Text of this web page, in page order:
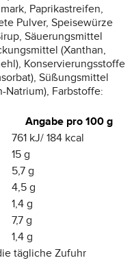
Paprikastreifen,
Pulver, Speisewürze
Säuerungsmittel
(Xanthan,
Konservierungsstoffe
Süßungsmittel
Natrium), Farbstoffe:
Angabe pro 100 g
761 kJ/ 184 kcal
15 g
5,7 g
4,5 g
1,4 g
7,7 g
1,4 g
tägliche Zufuhr